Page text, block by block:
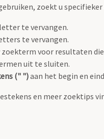
zoekt u
te vervangen.
te vervangen.
zoekterm voor resultaten
uit te sluiten.
(" ")aan het begin en
en meer zoektips